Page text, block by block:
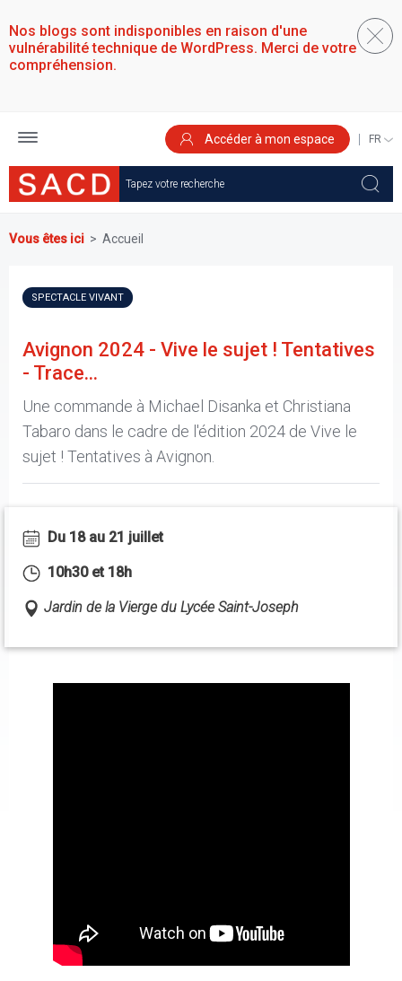
au
contenu
principal
Nos blogs sont indisponibles en raison d'une
vulnérabilité technique de WordPress. Merci de votre
compréhension.
Accéder à mon espace
YOUR
Vous êtes ici Accueil
SPECTACLE VIVANT
Avignon 2024 - Vive le sujet ! Tentatives
- Trace...
Une commande à Michael Disanka et Christiana
Tabaro dans le cadre de l'édition 2024 de Vive le
sujet ! Tentatives à Avignon.
Du 18 au 21 juillet
10h30 et 18h
Jardin de la Vierge du Lycée Saint-Joseph